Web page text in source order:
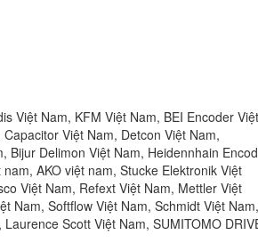
Việt Nam, KFM Việt Nam, BEI Encoder Việt
Việt Nam, Detcon Việt Nam,
Bijur Delimon Việt Nam, Heidennhain
AKO việt nam, Stucke Elektronik Việt
Việt Nam, Refext Việt Nam, Mettler Việt
Nam, Softflow Việt Nam, Schmidt Việt Nam,
Scott Việt Nam, SUMITOMO